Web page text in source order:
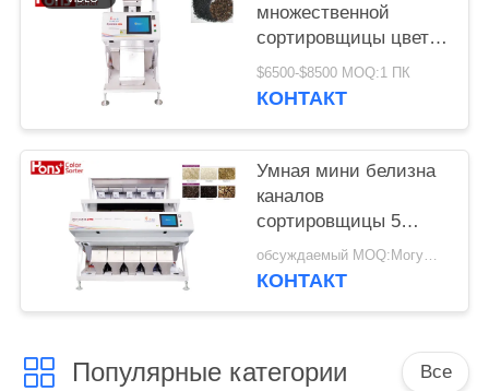
множественной
сортировщицы цвета
сезама CCD 5400
пикселов функции
$6500-$8500 MOQ:1 ПК
КОНТАКТ
Умная мини белизна
каналов
сортировщицы 5
цвета риса
обсуждаемый MOQ:Могущий быть предметом переговоров
КОНТАКТ
Популярные категории Все